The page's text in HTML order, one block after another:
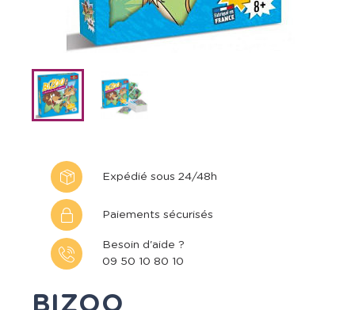
Expédié sous 24/48h
Paiements sécurisés
Besoin d'aide ?
09 50 10 80 10
BIZOO